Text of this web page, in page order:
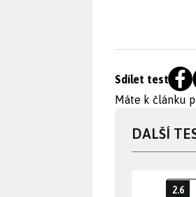
Sdílet test
Máte k článku
DALŠÍ
2.6